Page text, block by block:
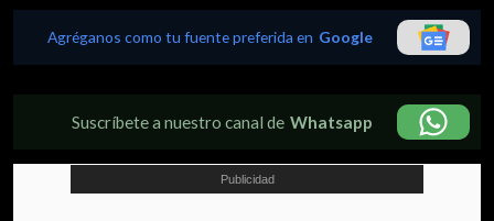
Agréganos como tu fuente preferida en Google
Suscríbete a nuestro canal de Whatsapp